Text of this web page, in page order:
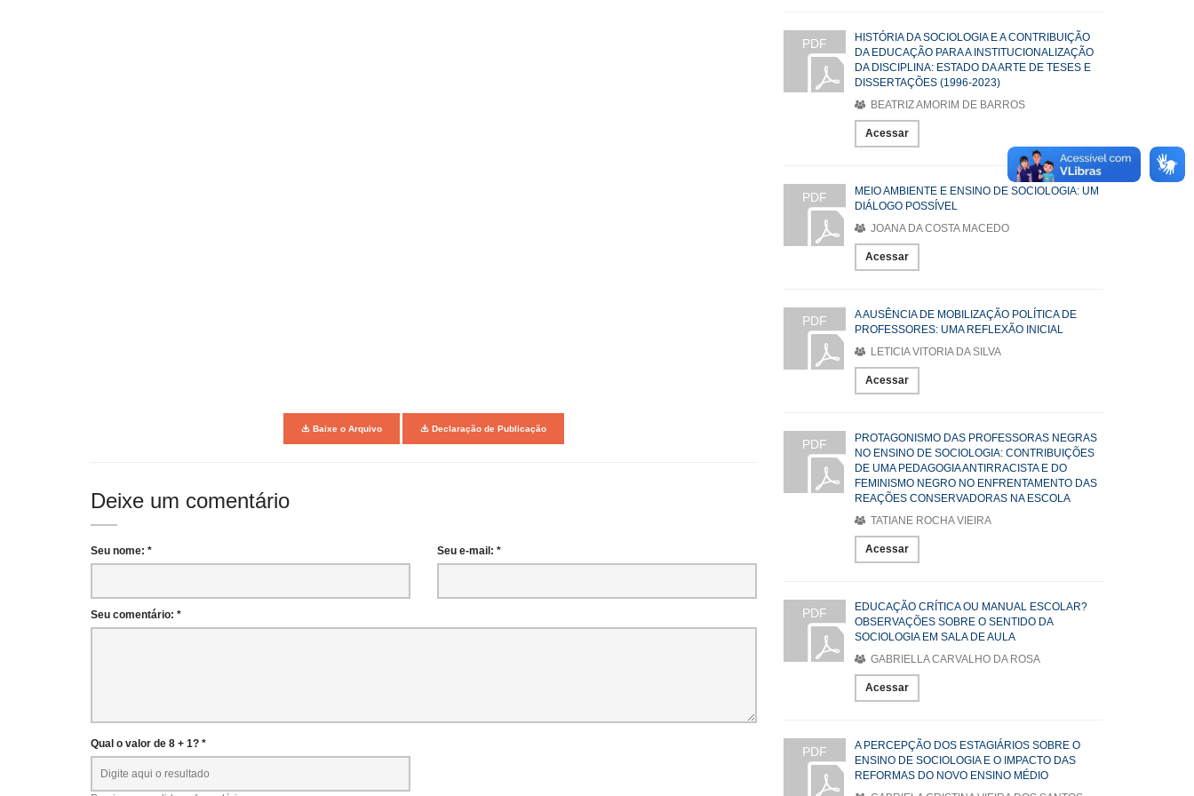
Baixe o Arquivo Declaração de Publicação
Deixe um comentário
Seu nome: * Seu e-mail: *
Seu comentário: *
Qual o valor de 8 + 1? *
PDF
HISTÓRIA DA SOCIOLOGIA E A CONTRIBUIÇÃO
DA EDUCAÇÃO PARA A INSTITUCIONALIZAÇÃO
DA DISCIPLINA: ESTADO DA ARTE DE TESES E
DISSERTAÇÕES (1996-2023)
BEATRIZ AMORIM DE BARROS
Acessar
PDF
MEIO AMBIENTE E ENSINO DE SOCIOLOGIA: UM
DIÁLOGO POSSÍVEL
JOANA DA COSTA MACEDO
Acessar
PDF
A AUSÊNCIA DE MOBILIZAÇÃO POLÍTICA DE
PROFESSORES: UMA REFLEXÃO INICIAL
LETICIA VITORIA DA SILVA
Acessar
PDF
PROTAGONISMO DAS PROFESSORAS NEGRAS
NO ENSINO DE SOCIOLOGIA: CONTRIBUIÇÕES
DE UMA PEDAGOGIA ANTIRRACISTA E DO
FEMINISMO NEGRO NO ENFRENTAMENTO DAS
REAÇÕES CONSERVADORAS NA ESCOLA
TATIANE ROCHA VIEIRA
Acessar
PDF
EDUCAÇÃO CRÍTICA OU MANUAL ESCOLAR?
OBSERVAÇÕES SOBRE O SENTIDO DA
SOCIOLOGIA EM SALA DE AULA
GABRIELLA CARVALHO DA ROSA
Acessar
PDF
A PERCEPÇÃO DOS ESTAGIÁRIOS SOBRE O
ENSINO DE SOCIOLOGIA E O IMPACTO DAS
REFORMAS DO NOVO ENSINO MÉDIO